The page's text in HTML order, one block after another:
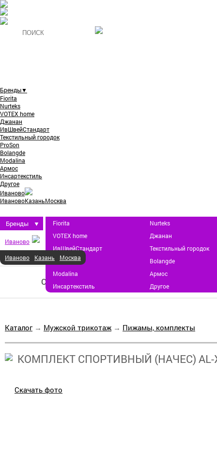
Бренды▼
Fiorita
Nurteks
VOTEX home
Джанан
ИвШвейСтандарт
Текстильный городок
ProSon
Bolangde
Modalina
Армос
Инсартекстиль
Другое
Иваново
ИвановоКазаньМосква
Бренды ▼ Fiorita
Nurteks
VOTEX home
Джанан
ИвШвейСтандарт
Текстильный городок
ProSon
Bolangde
Modalina
Армос
Инсартекстиль
Другое
Иваново
Иваново Казань Москва
О НАС КАТАЛОГ
Каталог→ Мужской трикотаж → Пижамы, комплекты
КОМПЛЕКТ СПОРТИВНЫЙ (НАЧЕС) AL-
Скачать фото